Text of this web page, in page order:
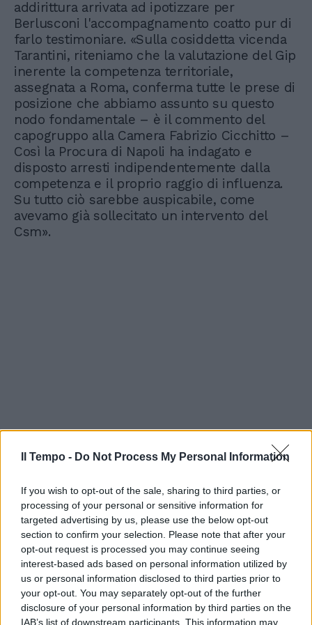
Il Tempo - Do Not Process My Personal Information
If you wish to opt-out of the sale, sharing to third parties, or
processing of your personal or sensitive information for
targeted advertising by us, please use the below opt-out
section to confirm your selection. Please note that after your
opt-out request is processed you may continue seeing
interest-based ads based on personal information utilized by
us or personal information disclosed to third parties prior to
your opt-out. You may separately opt-out of the further
disclosure of your personal information by third parties on the
IAB’s list of downstream participants. This information may
addirittura arrivata ad ipotizzare per
Berlusconi l'accompagnamento coatto pur di
farlo testimoniare. «Sulla cosiddetta vicenda
Tarantini, riteniamo che la valutazione del Gip
inerente la competenza territoriale,
assegnata a Roma, conferma tutte le prese di
posizione che abbiamo assunto su questo
nodo fondamentale – è il commento del
capogruppo alla Camera Fabrizio Cicchitto –
Così la Procura di Napoli ha indagato e
disposto arresti indipendentemente dalla
competenza e il proprio raggio di influenza.
Su tutto ciò sarebbe auspicabile, come
avevamo già sollecitato un intervento del
Csm».